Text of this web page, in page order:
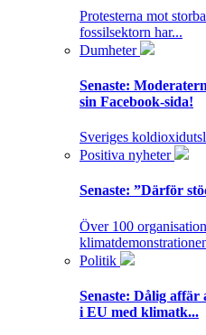
Protesterna mot
fossilsektorn har...
Dumheter
Senaste:
sin Facebook-sida!
Sveriges
Positiva nyheter
Senaste: ”Därför
Över 100
Politik
Senaste: Dålig affär
i EU med klimatk...